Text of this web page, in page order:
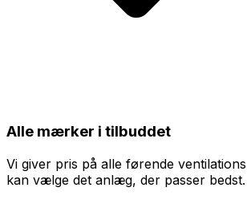
Alle mærker i tilbuddet
Vi giver pris på alle førende
kan vælge det anlæg, der passer bedst.